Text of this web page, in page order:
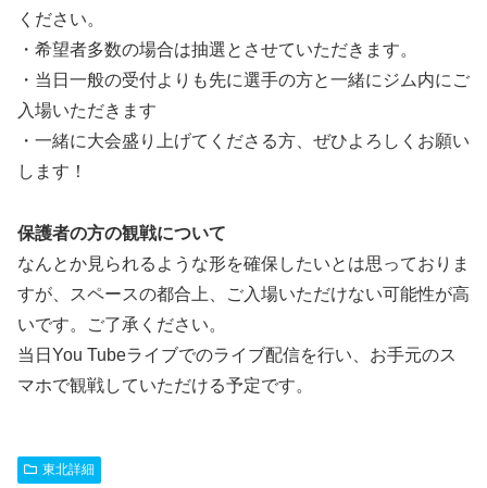
ください。
・希望者多数の場合は抽選とさせていただきます。
・当日一般の受付よりも先に選手の方と一緒にジム内にご
入場いただきます
・一緒に大会盛り上げてくださる方、ぜひよろしくお願い
します！
保護者の方の観戦について
なんとか見られるような形を確保したいとは思っておりま
すが、スペースの都合上、ご入場いただけない可能性が高
いです。ご了承ください。
当日You Tubeライブでのライブ配信を行い、お手元のス
マホで観戦していただける予定です。
東北詳細